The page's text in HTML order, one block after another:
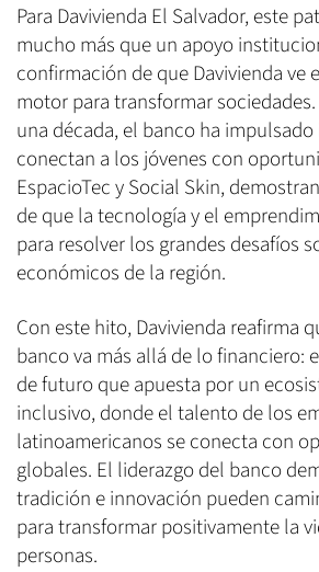
Para Davivienda El Salvador, este
mucho más que un apoyo
confirmación de que Davivienda ve
motor para transformar
una década, el banco ha
conectan a los jóvenes con
EspacioTec y Social Skin,
de que la tecnología y el
para resolver los grandes desafíos
económicos de la región.
Con este hito, Davivienda reafirma
banco va más allá de lo financiero:
de futuro que apuesta por un
inclusivo, donde el talento de los
latinoamericanos se conecta con
globales. El liderazgo del banco
tradición e innovación pueden
para transformar positivamente la
personas.